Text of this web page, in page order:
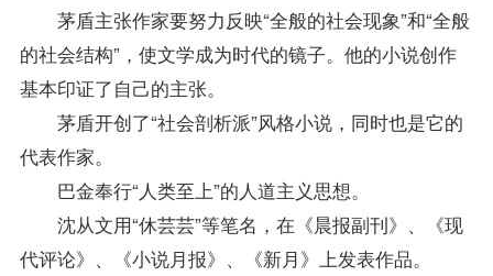
茅盾主张作家要努力反映“全般的社会现象”和“全般
的社会结构”，使文学成为时代的镜子。他的小说创作
基本印证了自己的主张。
茅盾开创了“社会剖析派”风格小说，同时也是它的
代表作家。
巴金奉行“人类至上”的人道主义思想。
沈从文用“休芸芸”等笔名，在《晨报副刊》、《现
代评论》、《小说月报》、《新月》上发表作品。